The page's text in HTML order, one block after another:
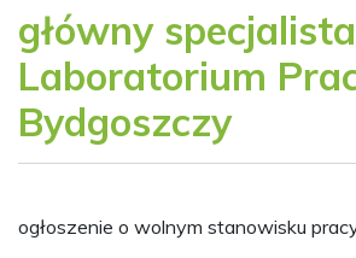
główny
Laboratorium
Bydgoszczy
ogłoszenie o wolnym stanowisku